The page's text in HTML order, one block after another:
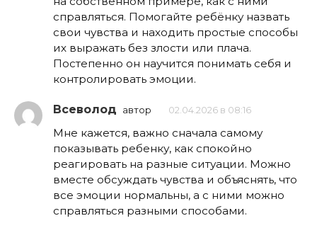
справляться. Помогайте ребёнку назвать
свои чувства и находить простые способы
их выражать без злости или плача.
Постепенно он научится понимать себя и
контролировать эмоции.
Всеволод автор 02.04.2026 в 08:16
Мне кажется, важно сначала самому
показывать ребенку, как спокойно
реагировать на разные ситуации. Можно
вместе обсуждать чувства и объяснять, что
все эмоции нормальны, а с ними можно
справляться разными способами.